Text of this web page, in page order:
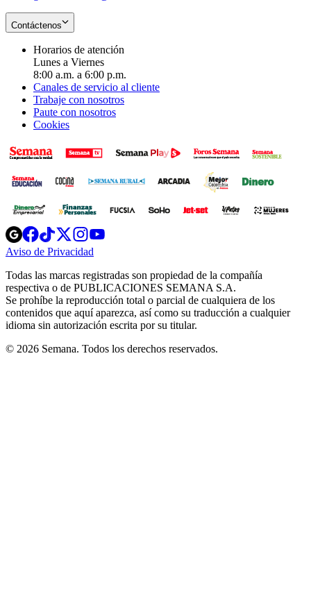
Contáctenos
Horarios de atención
Lunes a Viernes
8:00 a.m. a 6:00 p.m.
Canales de servicio al cliente
Trabaje con nosotros
Paute con nosotros
Cookies
Opens
in
new
Opens
in
new
Opens
in
new
window
Opens
new
windowwindow
Aviso de Privacidad
new
window
Todas las marcas registradas son propiedad de la compañía
respectiva o de PUBLICACIONES SEMANA S.A.
Se prohíbe la reproducción total o parcial de cualquiera de los
contenidos que aquí aparezca, así como su traducción a cualquier
idioma sin autorización escrita por su titular.
© 2026 Semana. Todos los derechos reservados.